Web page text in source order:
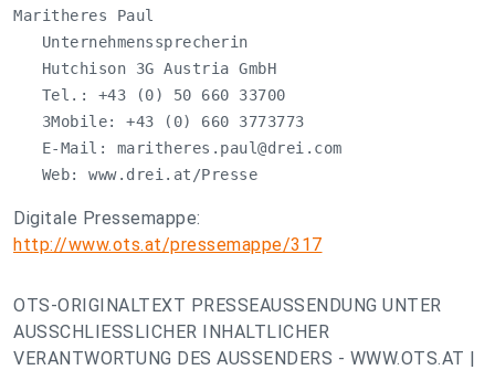
Maritheres Paul
   Unternehmenssprecherin
   Hutchison 3G Austria GmbH
   Tel.: +43 (0) 50 660 33700
   3Mobile: +43 (0) 660 3773773
   E-Mail:
maritheres.paul@drei.com
   Web: www.drei.at/Presse
Digitale Pressemappe:
http://www.ots.at/pressemappe/317
OTS-ORIGINALTEXT PRESSEAUSSENDUNG UNTER
AUSSCHLIESSLICHER INHALTLICHER
VERANTWORTUNG DES AUSSENDERS - WWW.OTS.AT |